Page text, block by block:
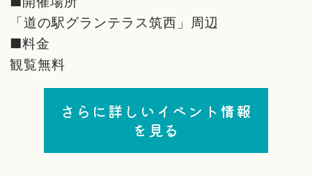
「道の駅グランテラス筑西」周辺
■料金
観覧無料
さらに詳しいイベント情報
を見る